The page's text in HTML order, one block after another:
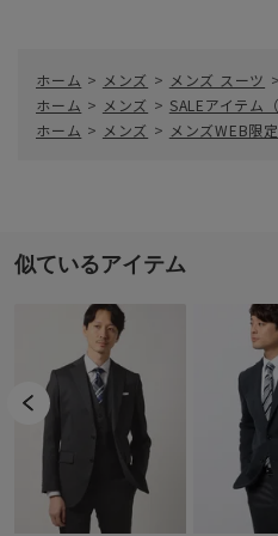
ホーム > メンズ > メンズ スーツ >
ホーム > メンズ > SALEアイテム
ホーム > メンズ > メンズWEB限